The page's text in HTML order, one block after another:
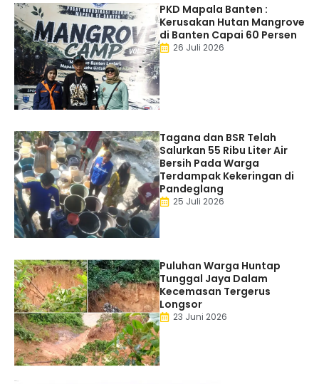
PKD Mapala Banten :
Kerusakan Hutan Mangrove
di Banten Capai 60 Persen
26 Juli 2026
Tagana dan BSR Telah
Salurkan 55 Ribu Liter Air
Bersih Pada Warga
Terdampak Kekeringan di
Pandeglang
25 Juli 2026
Puluhan Warga Huntap
Tunggal Jaya Dalam
Kecemasan Tergerus
Longsor
23 Juni 2026